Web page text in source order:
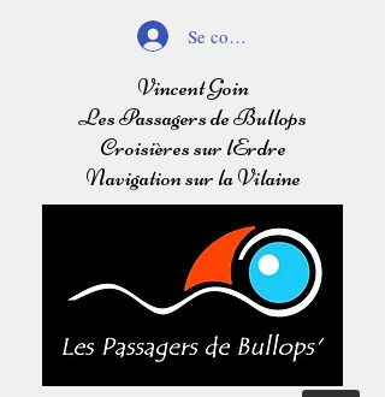
Se connecter
Vincent Goin
Les Passagers de Bullops
Croisières sur lErdre
Navigation sur la Vilaine